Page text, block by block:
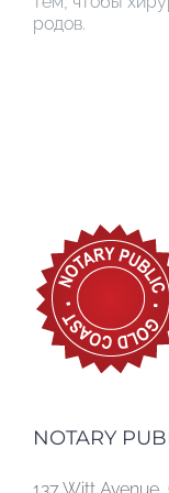
родов.
NOTARY